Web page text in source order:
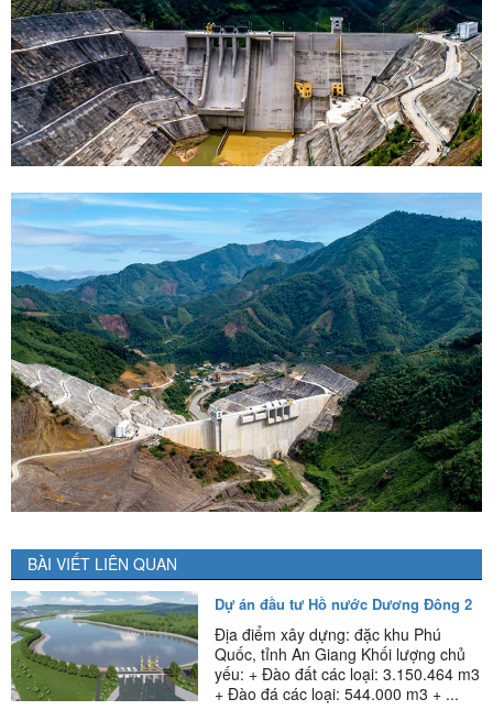
BÀI VIẾT LIÊN QUAN
Dự án đầu tư Hồ nước Dương Đông 2
Địa điểm xây dựng: đặc khu Phú
Quốc, tỉnh An Giang Khối lượng chủ
yếu: + Đào đất các loại: 3.150.464 m3
+ Đào đá các loại: 544.000 m3 + ...